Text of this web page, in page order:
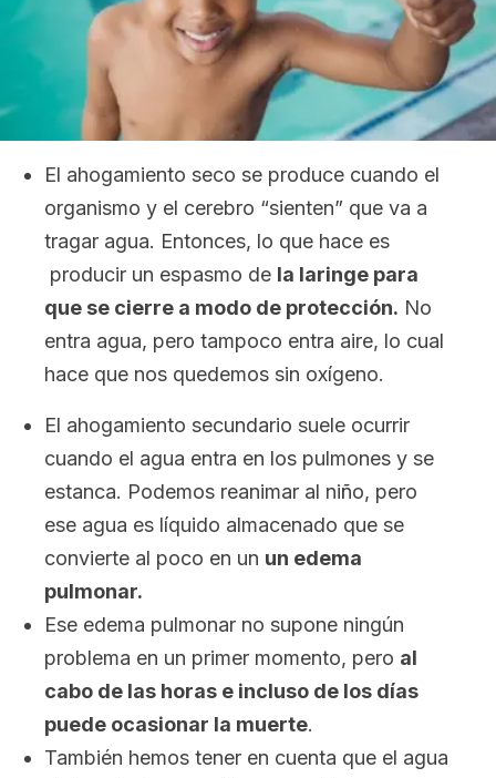
El ahogamiento seco se produce cuando el
organismo y el cerebro “sienten” que va a
tragar agua. Entonces, lo que hace es
producir un espasmo de la laringe para
que se cierre a modo de protección. No
entra agua, pero tampoco entra aire, lo cual
hace que nos quedemos sin oxígeno.
El ahogamiento secundario suele ocurrir
cuando el agua entra en los pulmones y se
estanca. Podemos reanimar al niño, pero
ese agua es líquido almacenado que se
convierte al poco en un un edema
pulmonar.
Ese edema pulmonar no supone ningún
problema en un primer momento, pero al
cabo de las horas e incluso de los días
puede ocasionar la muerte.
También hemos tener en cuenta que el agua